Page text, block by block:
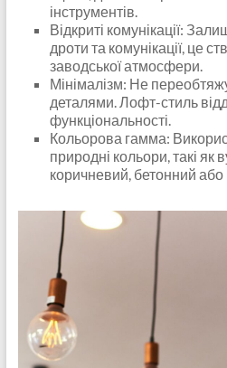
інструментів.
Відкриті комунікації:
дроти та комунікації, це
заводської атмосфери.
Мінімалізм: Не
деталями. Лофт-стиль
функціональності.
Кольорова гамма:
природні кольори, такі як
коричневий, бетонний або